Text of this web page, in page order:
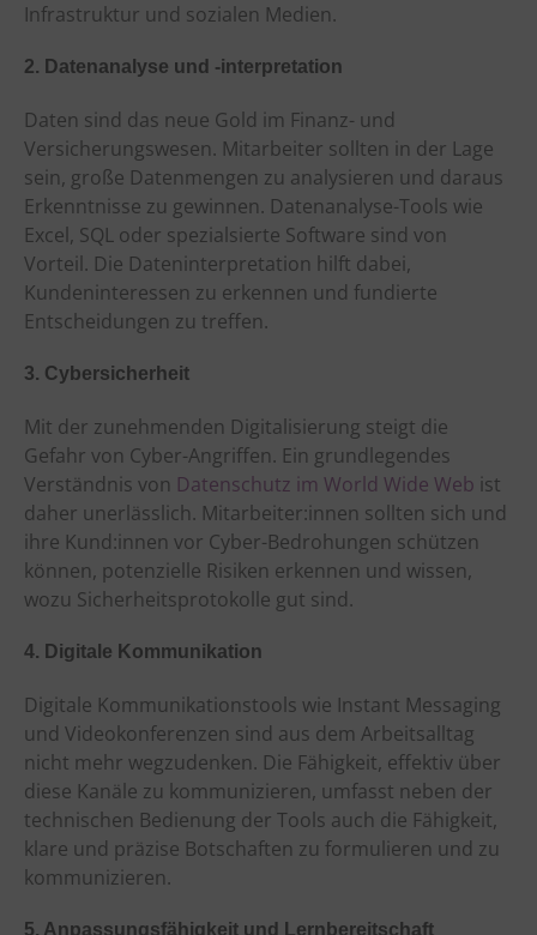
Infrastruktur und sozialen Medien.
2. Datenanalyse und -interpretation
Daten sind das neue Gold im Finanz- und
Versicherungswesen. Mitarbeiter sollten in der Lage
sein, große Datenmengen zu analysieren und daraus
Erkenntnisse zu gewinnen. Datenanalyse-Tools wie
Excel, SQL oder spezialsierte Software sind von
Vorteil. Die Dateninterpretation hilft dabei,
Kundeninteressen zu erkennen und fundierte
Entscheidungen zu treffen.
3. Cybersicherheit
Mit der zunehmenden Digitalisierung steigt die
Gefahr von Cyber-Angriffen. Ein grundlegendes
Verständnis von Datenschutz im World Wide Web ist
daher unerlässlich. Mitarbeiter:innen sollten sich und
ihre Kund:innen vor Cyber-Bedrohungen schützen
können, potenzielle Risiken erkennen und wissen,
wozu Sicherheitsprotokolle gut sind.
4. Digitale Kommunikation
Digitale Kommunikationstools wie Instant Messaging
und Videokonferenzen sind aus dem Arbeitsalltag
nicht mehr wegzudenken. Die Fähigkeit, effektiv über
diese Kanäle zu kommunizieren, umfasst neben der
technischen Bedienung der Tools auch die Fähigkeit,
klare und präzise Botschaften zu formulieren und zu
kommunizieren.
5. Anpassungsfähigkeit und Lernbereitschaft